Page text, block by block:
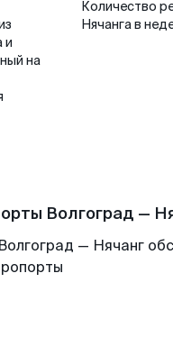
и
на
Количество
Нячанга в
Волгоград —
— Нячанг